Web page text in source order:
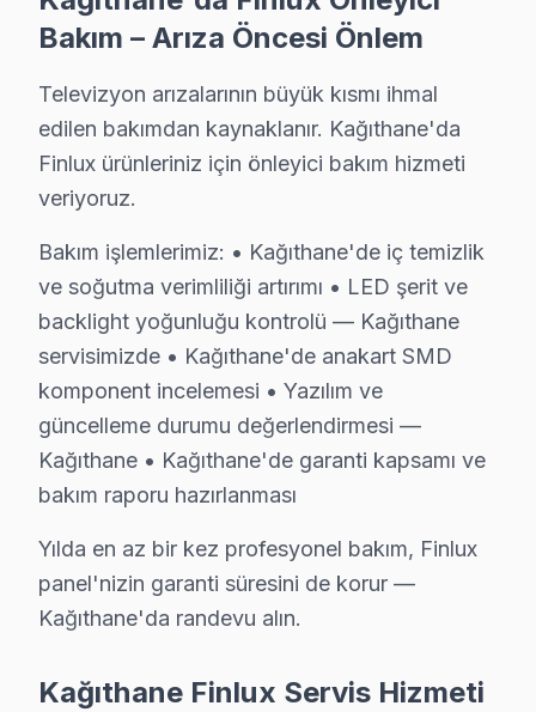
· Kağıthane Sony
· Kağıthane Philips
· Kağıthane Hi-Level
· Kağıthane iFFALCON
· Kağıthane Samsung
· Kağıthane LG
· Kağıthane Panasonic
· Kağıthane Toshiba
Finlux TV Arızası: Kağıthane'de Ne
Kağıthane'de Finlux TV arızasında yapmanız
Finlux Televizyon Servis Rehberi
✓ Orijinal Yedek Parça
Bakım – Arıza Öncesi Önlem
Televizyon arızalarının büyük kısmı ihmal
edilen bakımdan kaynaklanır. Kağıthane'da
Finlux ürünleriniz için önleyici bakım hizmeti
veriyoruz.
Bakım işlemlerimiz: • Kağıthane'de iç temizlik
ve soğutma verimliliği artırımı • LED şerit ve
backlight yoğunluğu kontrolü — Kağıthane
servisimizde • Kağıthane'de anakart SMD
komponent incelemesi • Yazılım ve
güncelleme durumu değerlendirmesi —
Kağıthane • Kağıthane'de garanti kapsamı ve
bakım raporu hazırlanması
Yılda en az bir kez profesyonel bakım, Finlux
panel'nizin garanti süresini de korur —
Kağıthane'da randevu alın.
Kağıthane Finlux Servis Hizmeti